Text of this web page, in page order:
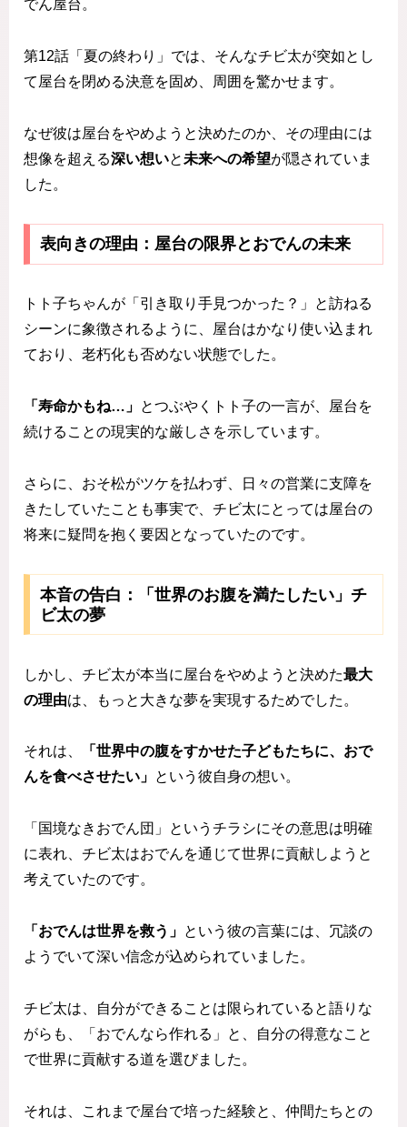
でん屋台。
第12話「夏の終わり」では、そんなチビ太が突如とし
て屋台を閉める決意を固め、周囲を驚かせます。
なぜ彼は屋台をやめようと決めたのか、その理由には
想像を超える深い想いと未来への希望が隠されていま
した。
表向きの理由：屋台の限界とおでんの未来
トト子ちゃんが「引き取り手見つかった？」と訪ねる
シーンに象徴されるように、屋台はかなり使い込まれ
ており、老朽化も否めない状態でした。
「寿命かもね…」 とつぶやくトト子の一言が、屋台を
続けることの現実的な厳しさを示しています。
さらに、おそ松がツケを払わず、日々の営業に支障を
きたしていたことも事実で、チビ太にとっては屋台の
将来に疑問を抱く要因となっていたのです。
本音の告白：「世界のお腹を満たしたい」チ
ビ太の夢
しかし、チビ太が本当に屋台をやめようと決めた最大
の理由は、もっと大きな夢を実現するためでした。
それは、
「世界中の腹をすかせた子どもたちに、おで
んを食べさせたい」 という彼自身の想い。
「国境なきおでん団」というチラシにその意思は明確
に表れ、チビ太はおでんを通じて世界に貢献しようと
考えていたのです。
「おでんは世界を救う」 という彼の言葉には、冗談の
ようでいて深い信念が込められていました。
チビ太は、自分ができることは限られていると語りな
がらも、「おでんなら作れる」と、自分の得意なこと
で世界に貢献する道を選びました。
それは、これまで屋台で培った経験と、仲間たちとの